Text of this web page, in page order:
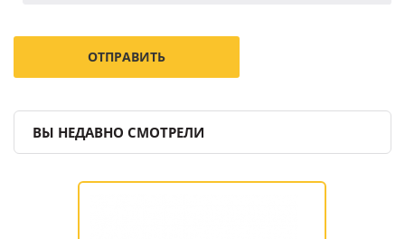
ВЫ НЕДАВНО СМОТРЕЛИ